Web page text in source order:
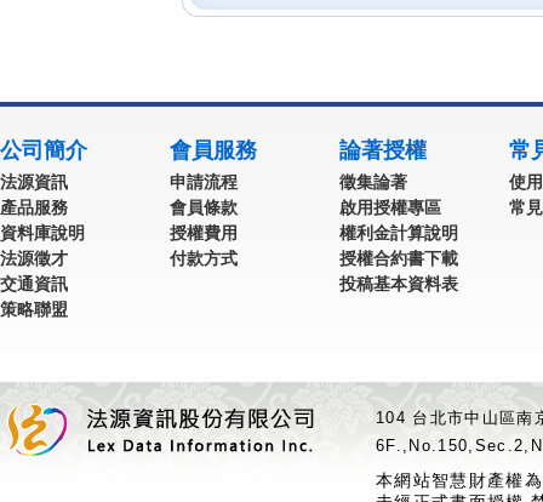
公司簡介
法源資訊
產品服務
資料庫說明
法源徵才
交通資訊
策略聯盟
會員服務
申請流程
會員條款
授權費用
付款方式
論著授權
徵集論著
啟用授權專區
權利金計算說明
授權合約書下載
投稿基本資料表
常
使
常
104 台北市中山區
本網站智慧財產權